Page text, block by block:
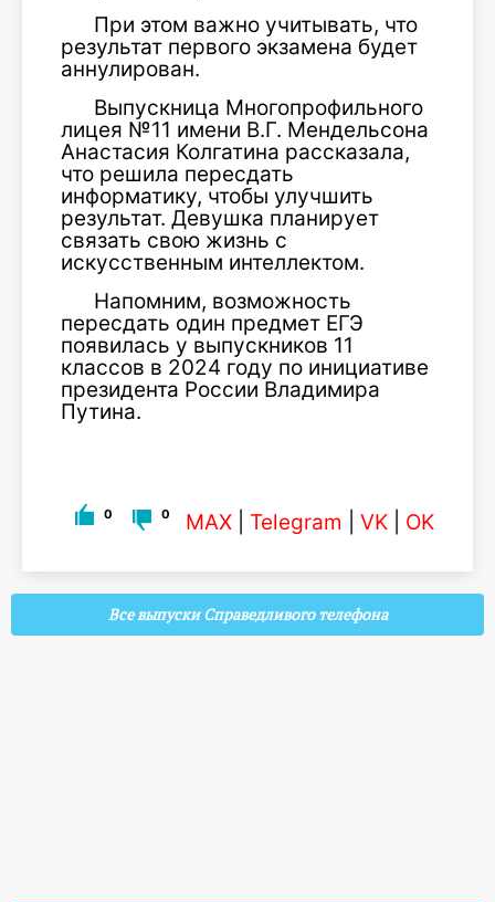
При этом важно учитывать, что
результат первого экзамена будет
аннулирован.
Выпускница Многопрофильного
лицея №11 имени В.Г. Мендельсона
Анастасия Колгатина рассказала,
что решила пересдать
информатику, чтобы улучшить
результат. Девушка планирует
связать свою жизнь с
искусственным интеллектом.
Напомним, возможность
пересдать один предмет ЕГЭ
появилась у выпускников 11
классов в 2024 году по инициативе
президента России Владимира
Путина.
0 0 MAX Telegram VK OK
Все выпуски Справедливого телефона